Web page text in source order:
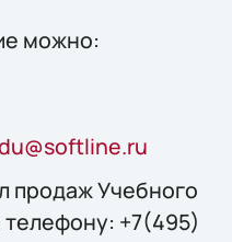
можно:
продаж Учебного
телефону: +7(495)